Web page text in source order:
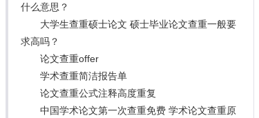
什么意思？
大学生查重硕士论文 硕士毕业论文查重一般要
求高吗？
论文查重offer
学术查重简洁报告单
论文查重公式注释高度重复
中国学术论文第一次查重免费 学术论文查重原